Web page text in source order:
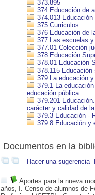
373.895
374 Educación de
374.013
375 Curriculos
376 Educación de
377 Las escuelas
377.01 Colección
378 Educación
378.01 Educación
378.115
379 La educación
379.1 La
educación pública.
379.201
carácter y calidad de
379.3 Educación -
379.8 Educación y
Documentos en la
Hacer una sugerencia
Aportes para la nueva
años, I. Censo de alumnos de